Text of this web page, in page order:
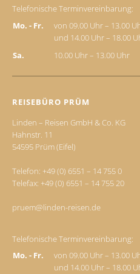
Telefonische Terminvereinbarung:
Mo. - Fr.
von 09.00 Uhr – 13.00
und 14.00 Uhr – 18.00
Sa.
10.00 Uhr – 13.00 Uhr
REISEBÜRO PRÜM
Linden – Reisen GmbH & Co. KG
Hahnstr. 11
54595 Prüm (Eifel)
Telefon: +49 (0) 6551 – 14 755 0
Telefax: +49 (0) 6551 – 14 755 20
pruem@linden-reisen.de
Telefonische Terminvereinbarung:
Mo. - Fr.
von 09.00 Uhr – 13.00
und 14.00 Uhr – 18.00